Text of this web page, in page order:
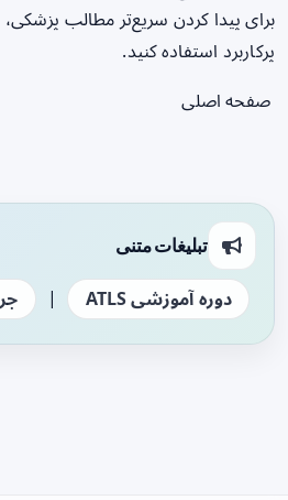
برای پیدا کردن سریع‌تر مطالب
پرکاربرد استفاده کنید.
صفحه اصلی
تبلیغات متنی
دوره آموزشی ATLS |